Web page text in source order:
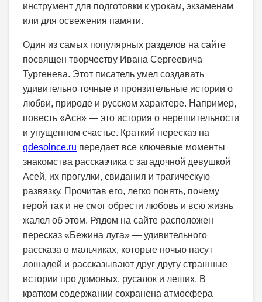
инструмент для подготовки к урокам, экзаменам
или для освежения памяти.
Один из самых популярных разделов на сайте
посвящен творчеству Ивана Сергеевича
Тургенева. Этот писатель умел создавать
удивительно точные и пронзительные истории о
любви, природе и русском характере. Например,
повесть «Ася» — это история о нерешительности
и упущенном счастье. Краткий пересказ на
gdesolnce.ru передает все ключевые моменты
знакомства рассказчика с загадочной девушкой
Асей, их прогулки, свидания и трагическую
развязку. Прочитав его, легко понять, почему
герой так и не смог обрести любовь и всю жизнь
жалел об этом. Рядом на сайте расположен
пересказ «Бежина луга» — удивительного
рассказа о мальчиках, которые ночью пасут
лошадей и рассказывают друг другу страшные
истории про домовых, русалок и леших. В
кратком содержании сохранена атмосфера